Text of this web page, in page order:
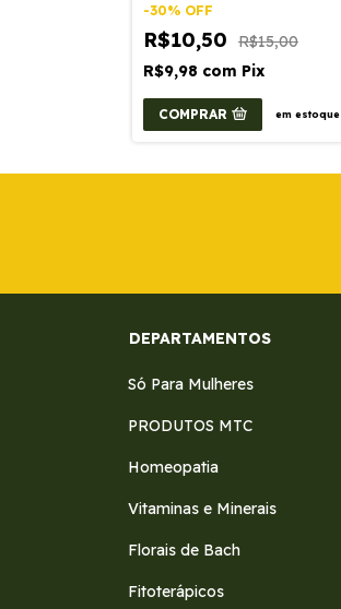
-30% OFF
R$10,50
R$15,00
R$9,98 com Pix
COMPRAR em estoque
DEPARTAMENTOS
Só Para Mulheres
PRODUTOS MTC
Homeopatia
Vitaminas e Minerais
Florais de Bach
Fitoterápicos